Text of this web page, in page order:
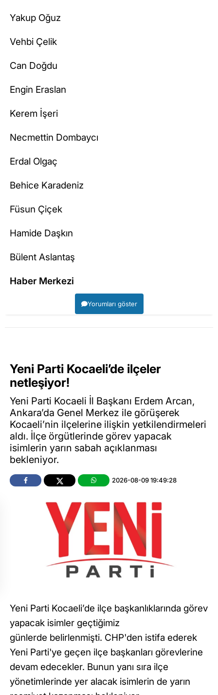
Yakup Oğuz
Vehbi Çelik
Can Doğdu
Engin Eraslan
Kerem İşeri
Necmettin Dombaycı
Erdal Olgaç
Behice Karadeniz
Füsun Çiçek
Hamide Daşkın
Bülent Aslantaş
Haber Merkezi
Yorumları göster
Yeni Parti Kocaeli’de ilçeler
netleşiyor!
Yeni Parti Kocaeli İl Başkanı Erdem Arcan,
Ankara’da Genel Merkez ile görüşerek
Kocaeli’nin ilçelerine ilişkin yetkilendirmeleri
aldı. İlçe örgütlerinde görev yapacak
isimlerin yarın sabah açıklanması
bekleniyor.
2026-08-09 19:49:28
Yeni Parti Kocaeli’de ilçe başkanlıklarında görev
yapacak isimler geçtiğimiz
günlerde belirlenmişti. CHP'den istifa ederek
Yeni Parti'ye geçen ilçe başkanları görevlerine
devam edecekler. Bunun yanı sıra ilçe
yönetimlerinde yer alacak isimlerin de yarın